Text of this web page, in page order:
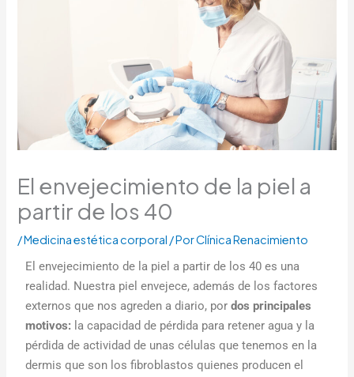
El envejecimiento de la piel a
partir de los 40
/Medicina estética corporal / PorClínica Renacimiento
El envejecimiento de la piel a partir de los 40 es una
realidad. Nuestra piel envejece, además de los factores
externos que nos agreden a diario, pordos principales
motivos: la capacidad de pérdida para retener agua y la
pérdida de actividad de unas células que tenemos en la
dermis que son los fibroblastos quienes producen el